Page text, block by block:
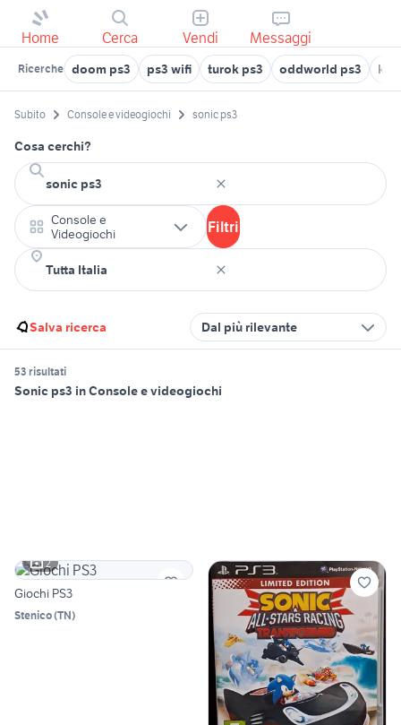
Home Cerca Vendi Messaggi
Ricerche doom ps3 ps3 wifi turok ps3 oddworld ps3
Subito Console e videogiochi sonic ps3
Cosa cerchi?
Console e
Videogiochi
Filtri
Salva ricerca Dal più rilevante
53 risultati
Sonic ps3 in Console e videogiochi
2
Giochi PS3
Stenico(TN)